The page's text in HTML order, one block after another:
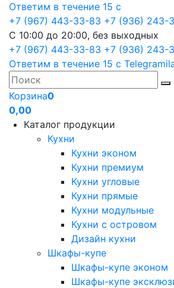
Ответим в течение 15 с
+7 (967) 443-33-83 +7 (936) 243-
С 10:00 до 20:00, без выходных
+7 (967) 443-33-83 +7 (936) 243-
Ответим в течение 15 с Telegram
Корзина0
0,00
Каталог продукции
Кухни
Кухни эконом
Кухни премиум
Кухни угловые
Кухни прямые
Кухни модульные
Кухни с островом
Дизайн кухни
Шкафы-купе
Шкафы-купе эконом
Шкафы-купе